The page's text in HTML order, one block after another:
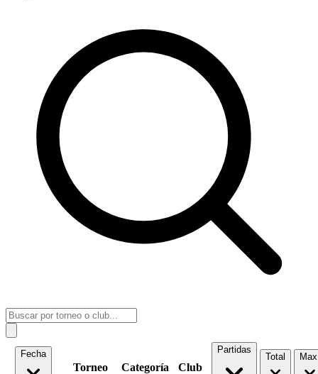
Fecha
Torneo Categoría Club
Partidas
Total